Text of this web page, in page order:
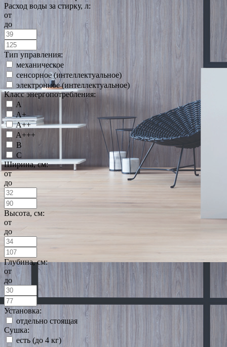
Расход воды за стирку, л:
от
до
Тип управления:
механическое
сенсорное (интеллектуальное)
электронное (интеллектуальное)
Класс энергопотребления:
A
A+
A++
A+++
B
C
Ширина, см:
от
до
Высота, см:
от
до
Глубина, см:
от
до
Установка:
отдельно стоящая
Сушка:
есть (до 4 кг)